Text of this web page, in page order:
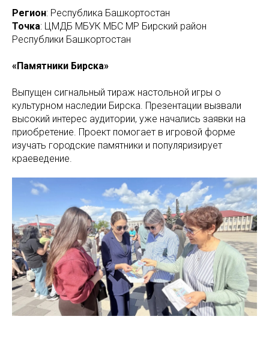
Регион: Республика Башкортостан
Точка: ЦМДБ МБУК МБС МР Бирский район
Республики Башкортостан
«Памятники Бирска»
Выпущен сигнальный тираж настольной игры о
культурном наследии Бирска. Презентации вызвали
высокий интерес аудитории, уже начались заявки на
приобретение. Проект помогает в игровой форме
изучать городские памятники и популяризирует
краеведение.